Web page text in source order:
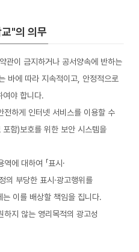
"의 의무
관이 금지하거나 공서양속에 반하는
바에 따라 지속적이고, 안정적으로
여야 합니다.
전하게 인터넷 서비스를 이용할 수
함)보호를 위한 보안 시스템을
에 대하여 「표시·
의 부당한 표시·광고행위를
이를 배상할 책임을 집니다.
지 않는 영리목적의 광고성